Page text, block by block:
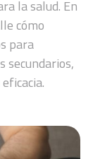
la salud. En
cómo
para
secundarios,